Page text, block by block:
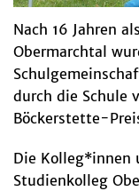
Nach 16 Jahren
Obermarchtal
durch die Schule
Böckerstette-
Die Kolleg*innen
Studienkolleg